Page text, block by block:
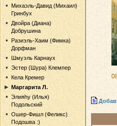
Михаэль-Давид (Михаил)
Гринбух
Двойра (Диана)
Добрушина
Разиэль-Хаим (Фимка)
Дорфман
Шмуэль Карнаух
Эстер (Шура) Клемпер
Кела Кремер
Маргарита Л.
Элияhу (Илья)
Подольский
Ошер-Фишл (Феликс)
Подошва :)